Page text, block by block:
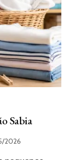
Sabia
2026